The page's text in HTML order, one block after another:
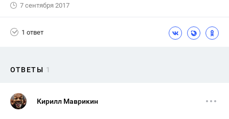
7 сентября 2017
1 ответ
ОТВЕТЫ 1
Кирилл Маврикин